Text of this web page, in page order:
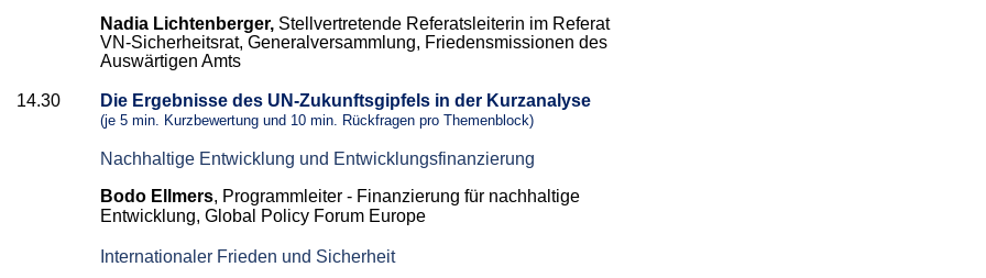
Nadia Lichtenberger, Stellvertretende Referatsleiterin im Referat
VN-Sicherheitsrat, Generalversammlung, Friedensmissionen des
Auswärtigen Amts
14.30 Die Ergebnisse des UN-Zukunftsgipfels in der Kurzanalyse
(je 5 min. Kurzbewertung und 10 min. Rückfragen pro Themenblock)
Nachhaltige Entwicklung und Entwicklungsfinanzierung
Bodo Ellmers, Programmleiter - Finanzierung für nachhaltige
Entwicklung, Global Policy Forum Europe
Internationaler Frieden und Sicherheit